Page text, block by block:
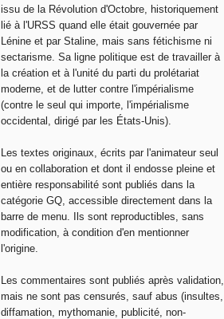
issu de la Révolution d'Octobre, historiquement
lié à l'URSS quand elle était gouvernée par
Lénine et par Staline, mais sans fétichisme ni
sectarisme. Sa ligne politique est de travailler à
la création et à l'unité du parti du prolétariat
moderne, et de lutter contre l'impérialisme
(contre le seul qui importe, l'impérialisme
occidental, dirigé par les États-Unis).
Les textes originaux, écrits par l'animateur seul
ou en collaboration et dont il endosse pleine et
entière responsabilité sont publiés dans la
catégorie GQ, accessible directement dans la
barre de menu. Ils sont reproductibles, sans
modification, à condition d'en mentionner
l'origine.
Les commentaires sont publiés après validation,
mais ne sont pas censurés, sauf abus (insultes,
diffamation, mythomanie, publicité, non-